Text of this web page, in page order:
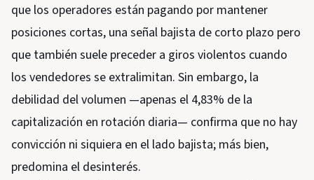
que los operadores están pagando por mantener
posiciones cortas, una señal bajista de corto plazo pero
que también suele preceder a giros violentos cuando
los vendedores se extralimitan. Sin embargo, la
debilidad del volumen —apenas el 4,83% de la
capitalización en rotación diaria— confirma que no hay
convicción ni siquiera en el lado bajista; más bien,
predomina el desinterés.